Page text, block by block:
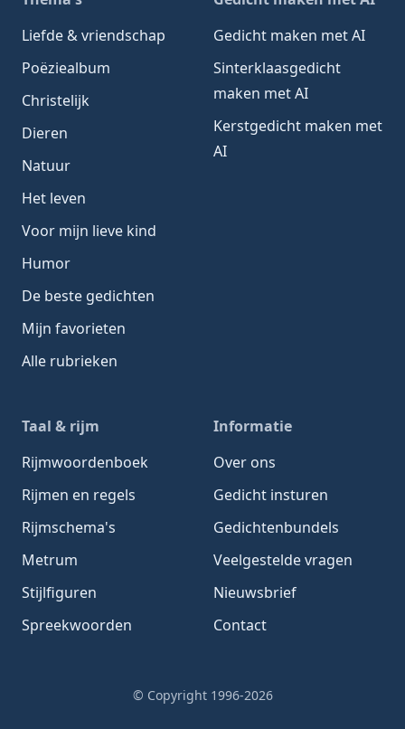
Liefde & vriendschap
Poëziealbum
Christelijk
Dieren
Natuur
Het leven
Voor mijn lieve kind
Humor
De beste gedichten
Mijn favorieten
Alle rubrieken
Gedicht maken met AI
Sinterklaasgedicht
maken met AI
Kerstgedicht maken met
AI
Taal & rijm
Rijmwoordenboek
Rijmen en regels
Rijmschema's
Metrum
Stijlfiguren
Spreekwoorden
Informatie
Over ons
Gedicht insturen
Gedichtenbundels
Veelgestelde vragen
Nieuwsbrief
Contact
© Copyright 1996-2026